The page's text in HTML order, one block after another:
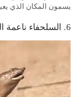
يسمون المكان الذي
6. السلحفاء ناعمة القشرة Soft-shell Turtle